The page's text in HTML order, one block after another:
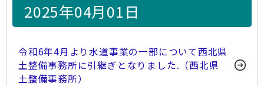
2025年04月01日
令和6年4月より水道事業の一部について西北県
土整備事務所に引継ぎとなりました.（西北県
土整備事務所）